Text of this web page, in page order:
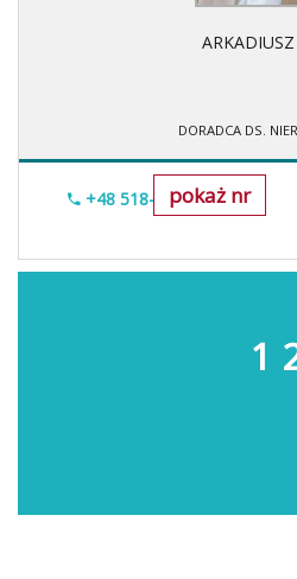
ARKADIUSZ
DORADCA DS.
pokaż nr
+48 518-706-552
1